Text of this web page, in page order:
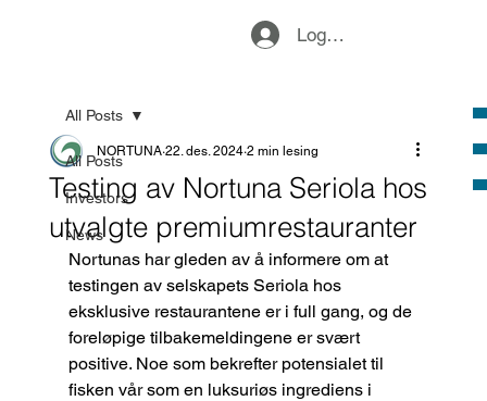
Logg inn
All Posts
Investors
News
All Posts
Testing av Nortuna Seriola hos
utvalgte premiumrestauranter
NORTUNA 22. des. 2024 2 min lesing
Nortunas har gleden av å informere om at
testingen av selskapets Seriola hos
eksklusive restaurantene er i full gang, og de
foreløpige tilbakemeldingene er svært
positive. Noe som bekrefter potensialet til
fisken vår som en luksuriøs ingrediens i